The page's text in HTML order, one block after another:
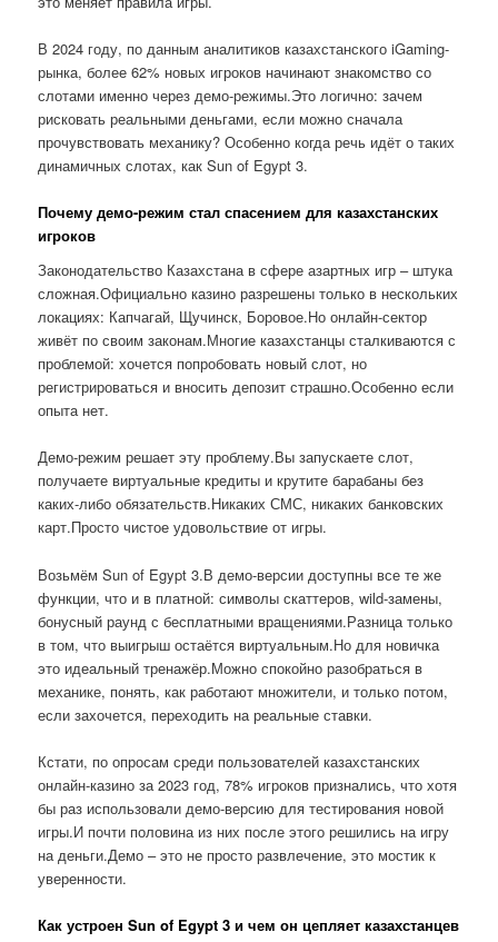
В 2024 году, по данным аналитиков казахстанского iGaming-
рынка, более 62% новых игроков начинают знакомство со
слотами именно через демо-режимы.Это логично: зачем
рисковать реальными деньгами, если можно сначала
прочувствовать механику? Особенно когда речь идёт о таких
динамичных слотах, как Sun of Egypt 3.
Почему демо-режим стал спасением для казахстанских
игроков
Законодательство Казахстана в сфере азартных игр – штука
сложная.Официально казино разрешены только в нескольких
локациях: Капчагай, Щучинск, Боровое.Но онлайн-сектор
живёт по своим законам.Многие казахстанцы сталкиваются с
проблемой: хочется попробовать новый слот, но
регистрироваться и вносить депозит страшно.Особенно если
опыта нет.
Демо-режим решает эту проблему.Вы запускаете слот,
получаете виртуальные кредиты и крутите барабаны без
каких-либо обязательств.Никаких СМС, никаких банковских
карт.Просто чистое удовольствие от игры.
Возьмём Sun of Egypt 3.В демо-версии доступны все те же
функции, что и в платной: символы скаттеров, wild-замены,
бонусный раунд с бесплатными вращениями.Разница только
в том, что выигрыш остаётся виртуальным.Но для новичка
это идеальный тренажёр.Можно спокойно разобраться в
механике, понять, как работают множители, и только потом,
если захочется, переходить на реальные ставки.
Кстати, по опросам среди пользователей казахстанских
онлайн-казино за 2023 год, 78% игроков признались, что хотя
бы раз использовали демо-версию для тестирования новой
игры.И почти половина из них после этого решились на игру
на деньги.Демо – это не просто развлечение, это мостик к
уверенности.
Как устроен Sun of Egypt 3 и чем он цепляет казахстанцев